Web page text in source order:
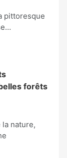
pittoresque
forêts
nature,